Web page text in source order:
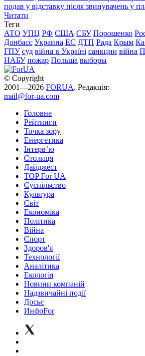
подав у відставку після звинувачень у
Читати
Теги
АТО УПЦ РФ США СБУ Порошенко
Донбасс Украина ЕС ДТП Рада Крым
ГПУ суд війна в Україні санкции війна
НАБУ пожар Польша выборы
© Copyright
2001—2026 FORUA. Редакція:
mail@for-ua.com
Головне
Рейтинги
Точка зору
Енергетика
Інтерв’ю
Столиця
Дайджест
TOP For UA
Суспiльство
Культура
Світ
Економіка
Політика
Війна
Спорт
Здоров'я
Технології
Аналітика
Екологія
Новини компаній
Надзвичайні події
Досьє
ИнфоFor